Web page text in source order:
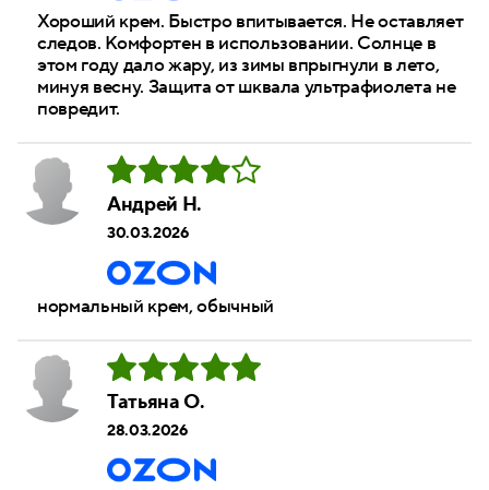
Хороший крем. Быстро впитывается. Не оставляет
следов. Комфортен в использовании. Солнце в
этом году дало жару, из зимы впрыгнули в лето,
минуя весну. Защита от шквала ультрафиолета не
повредит.
Андрей Н.
30.03.2026
нормальный крем, обычный
Татьяна О.
28.03.2026